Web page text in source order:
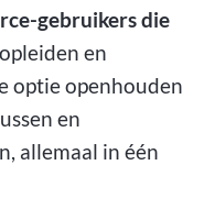
gebruikers die
en
optie openhouden
en
allemaal in één